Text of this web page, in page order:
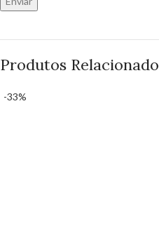
Produtos
-33%